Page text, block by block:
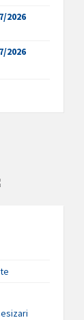
2026
2026